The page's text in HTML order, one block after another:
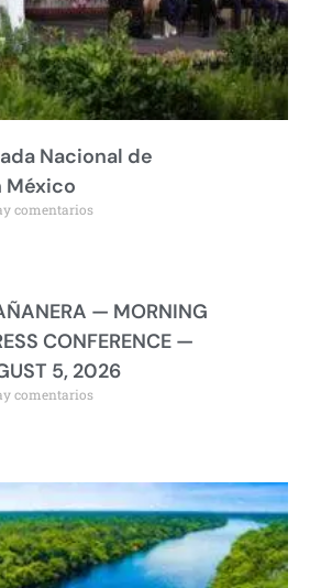
Nacional de
México
comentarios
— MORNING
CONFERENCE —
5, 2026
comentarios